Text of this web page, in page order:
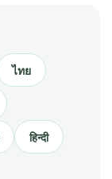
ไทย
हिन्दी